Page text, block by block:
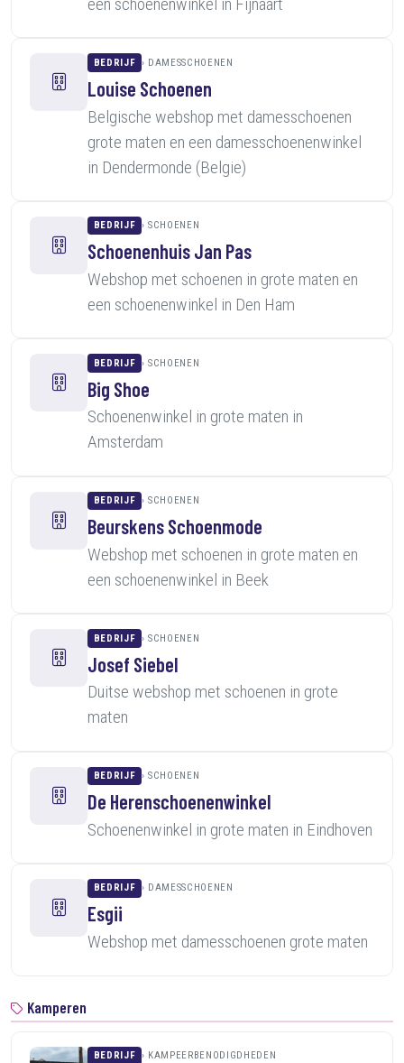
BEDRIJF DAMESSCHOENEN
Louise Schoenen
Belgische webshop met damesschoenen
grote maten en een damesschoenenwinkel
in Dendermonde (Belgie)
BEDRIJF SCHOENEN
Schoenenhuis Jan Pas
Webshop met schoenen in grote maten en
een schoenenwinkel in Den Ham
BEDRIJF SCHOENEN
Big Shoe
Schoenenwinkel in grote maten in
Amsterdam
BEDRIJF SCHOENEN
Beurskens Schoenmode
Webshop met schoenen in grote maten en
een schoenenwinkel in Beek
BEDRIJF SCHOENEN
Josef Siebel
Duitse webshop met schoenen in grote
maten
BEDRIJF SCHOENEN
De Herenschoenenwinkel
Schoenenwinkel in grote maten in Eindhoven
BEDRIJF DAMESSCHOENEN
Esgii
Webshop met damesschoenen grote maten
Kamperen
BEDRIJF KAMPEERBENODIGDHEDEN